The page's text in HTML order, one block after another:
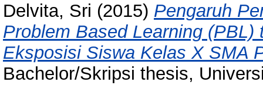
Delvita, Sri (2015) Pengaruh
Problem Based Learning
Eksposisi Siswa Kelas X SMA
Bachelor/Skripsi thesis,